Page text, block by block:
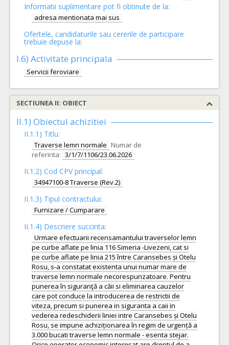
Informatii suplimentare pot fi obtinute de la:
adresa mentionata mai sus
Ofertele, candidaturile sau cererile de participare
trebuie depuse la:
I.6) Activitate principala
Servicii feroviare
SECTIUNEA II: OBIECT
II.1) Obiectul achizitiei
II.1.1) Titlu:
Traverse lemn normale Numar de
referinta: 3/1/7/1106/23.06.2026
II.1.2) Cod CPV principal:
34947100-8 Traverse (Rev.2)
II.1.3) Tipul contractului:
Furnizare / Cumparare
II.1.4) Descriere succinta:
Urmare efectuarii recensamantului traverselor lemn
pe curbe aflate pe linia 116 Simeria -Livezeni, cat si
pe curbe aflate pe linia 215 între Caransebes și Otelu
Rosu, s-a constatat existenta unui numar mare de
traverse lemn normale necorespunzatoare. Pentru
punerea în siguranţă a căii si eliminarea cauzelor
care pot conduce la introducerea de restrictii de
viteza, precum si punerea in siguranta a caii in
vederea redeschiderii liniei intre Caransebes și Otelu
Rosu, se impune achiziționarea în regim de urgență a
3.000 bucati traverse lemn normale - esenta stejar.